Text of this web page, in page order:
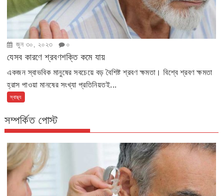
জুন ৩০, ২০২৩ ০
যেসব কারণে শ্রবণশক্তি কমে যায়
একজন স্বাভবিক মানুষের সবচেয়ে বড় বৈশিষ্ট শ্রবণ ক্ষমতা। বিশ্বে শ্রবণ ক্ষমতা
হ্রাস পাওয়া মানষের সংখ্যা প্রতিনিয়তই...
স্বাস্থ্য
সম্পর্কিত পোস্ট